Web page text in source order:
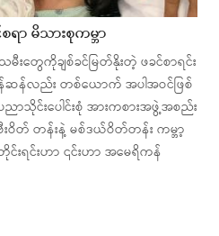
ာ မိသားစုကမ္ဘာ
သမီးတွေကိုချစ်ခင်မြတ်နိုးတဲ့ ဖခင်စာရင်း
န်ဆန်လည်း တစ်ယောက် အပါအဝင်ဖြစ်
သိုင်းပေါင်းစုံ အားကစားအဖွဲ့အစည်း
းဝိတ် တန်းနဲ့ မစ်ဒယ်ဝိတ်တန်း ကမ္ဘာ့
င်းရင်းဟာ ၎င်းဟာ အမေရိကန်